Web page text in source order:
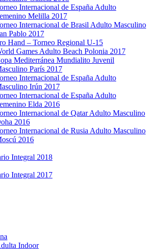
Internacional de España Adulto
Melilla 2017
Internacional de Brasil Adulto Masculino
Pablo 2017
Hand – Torneo Regional U-15
Games Adulto Beach Polonia 2017
Mediterránea Mundialito Juvenil
París 2017
Internacional de España Adulto
Irún 2017
Internacional de España Adulto
Elda 2016
Internacional de Qatar Adulto Masculino
2016
Internacional de Rusia Adulto Masculino
2016
Integral 2018
Integral 2017
Indoor